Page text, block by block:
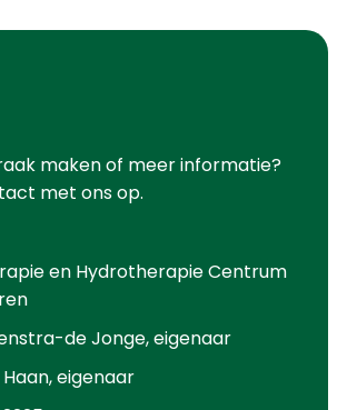
maken of meer informatie?
met ons op.
en Hydrotherapie Centrum
de Jonge, eigenaar
eigenaar